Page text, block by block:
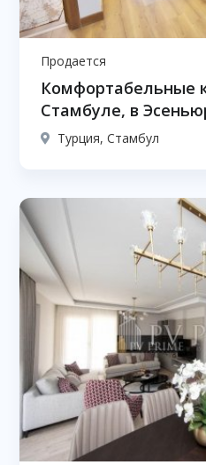
Продается
Комфортабельные
Стамбуле, в
Турция, Стамбул